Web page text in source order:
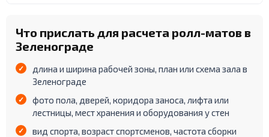
Что прислать для расчета ролл-матов в
Зеленограде
длина и ширина рабочей зоны, план или схема зала в
Зеленограде
фото пола, дверей, коридора заноса, лифта или
лестницы, мест хранения и оборудования у стен
вид спорта, возраст спортсменов, частота сборки